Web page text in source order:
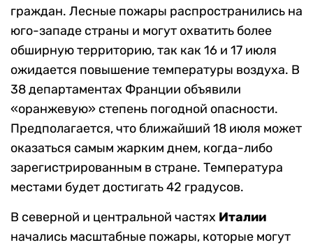
граждан. Лесные пожары распространились на
юго-западе страны и могут охватить более
обширную территорию, так как 16 и 17 июля
ожидается повышение температуры воздуха. В
38 департаментах Франции объявили
«оранжевую» степень погодной опасности.
Предполагается, что ближайший 18 июля может
оказаться самым жарким днем, когда-либо
зарегистрированным в стране. Температура
местами будет достигать 42 градусов.
В северной и центральной частях Италии
начались масштабные пожары, которые могут